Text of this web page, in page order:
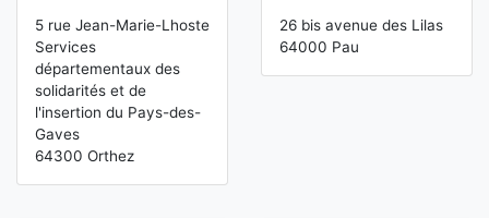
5 rue Jean-Marie-Lhoste
Services
départementaux des
solidarités et de
l'insertion du Pays-des-
Gaves
64300 Orthez
26 bis avenue des Lilas
64000 Pau